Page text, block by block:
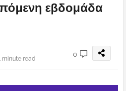
εβδομάδα
minute read
0